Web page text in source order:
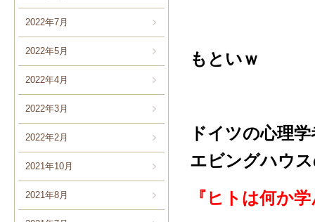
2022年7月
2022年5月
2022年4月
2022年3月
2022年2月
2021年10月
2021年8月
もといｗ
ドイツの心理学
エビングハウ
『ヒトは何か